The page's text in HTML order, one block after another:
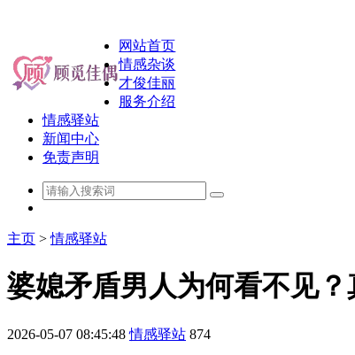
网站首页
情感杂谈
才俊佳丽
服务介绍
情感驿站
新闻中心
免责声明
主页 >情感驿站
婆媳矛盾男人为何看不见
2026-05-07 08:45:48 情感驿站 874